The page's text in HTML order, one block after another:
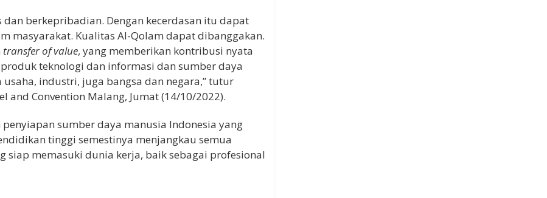
berkepribadian. Dengan kecerdasan itu dapat
masyarakat. Kualitas Al-Qolam dapat dibanggakan.
transfer of value, yang memberikan kontribusi nyata
teknologi dan informasi dan sumber daya
industri, juga bangsa dan negara,” tutur
and Convention Malang, Jumat (14/10/2022).
sumber daya manusia Indonesia yang
tinggi semestinya menjangkau semua
siap memasuki dunia kerja, baik sebagai profesional